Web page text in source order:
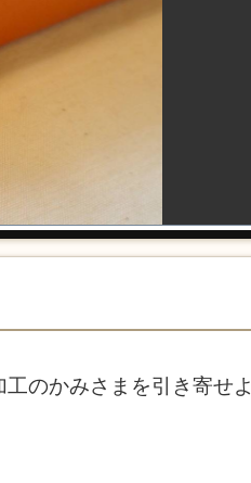
のかみさまを引き寄せよ